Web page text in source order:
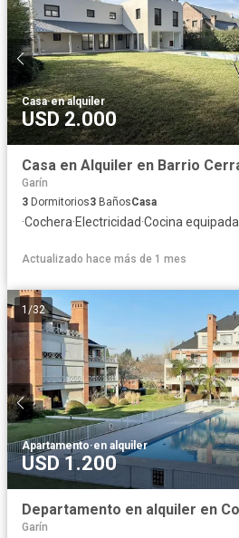
Casa·en alquiler
USD 2.000
Garín
3 Dormitorios3 BañosCasa
·Cochera·Electricidad·Cocina equipada
Actualizado hace más de 1 mes
1 /32
Apartamento·en alquiler
USD 1.200
Garín